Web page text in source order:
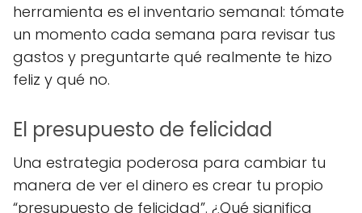
herramienta es el inventario semanal: tómate
un momento cada semana para revisar tus
gastos y preguntarte qué realmente te hizo
feliz y qué no.
El presupuesto de felicidad
Una estrategia poderosa para cambiar tu
manera de ver el dinero es crear tu propio
“presupuesto de felicidad”. ¿Qué significa